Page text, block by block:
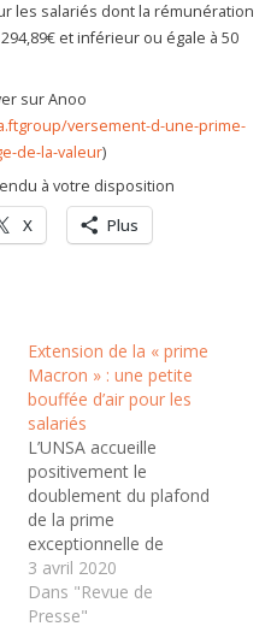
les salariés dont la rémunération
et inférieur ou égale à 50
sur Anoo
versement-d-une-prime-
de-la-valeur)
à votre disposition
X Plus
Extension de la « prime
Macron » : une petite
bouffée d’air pour les
salariés
L’UNSA accueille
positivement le
doublement du plafond
de la prime
exceptionnelle de
pouvoir d’achat et les
nouvelles modalités
simplifiant les
3 avril 2020
Dans "Revue de
Presse"